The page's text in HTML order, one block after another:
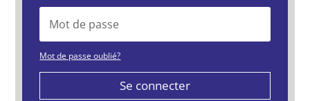
Mot de passe oublié?
Se connecter